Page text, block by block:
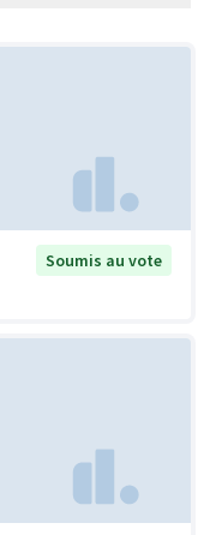
Soumis au vote